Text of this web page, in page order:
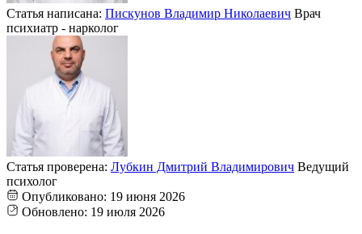
Статья написана: Пискунов Владимир Николаевич Врач
психиатр - нарколог
Статья проверена: Лубкин Дмитрий Владимирович Ведущий
психолог
Опубликовано: 19 июня 2026
Обновлено: 19 июля 2026